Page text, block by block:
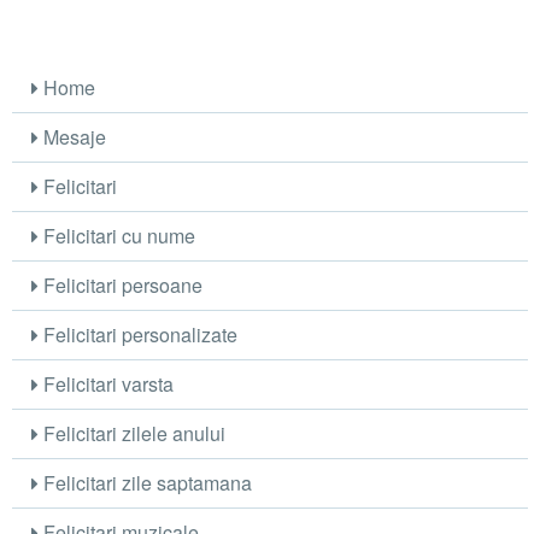
Home
Mesaje
Felicitari
Felicitari cu nume
Felicitari persoane
Felicitari personalizate
Felicitari varsta
Felicitari zilele anului
Felicitari zile saptamana